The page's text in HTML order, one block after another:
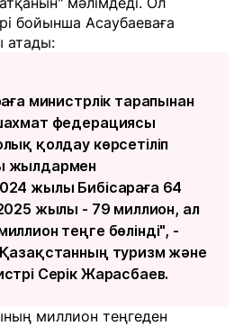
бойынша Асаубаеваға
атады:
министрлік тарапынан
федерациясы
қолдау көрсетіліп
жылдармен
жылы Бибісараға 64
жылы - 79 миллион, ал
теңге бөлінді", -
туризм және
Серік Жарасбаев.
миллион теңгеден